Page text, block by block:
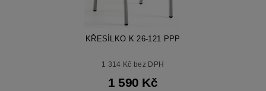
KŘESÍLKO K 26-121 PPP
1 314 Kč bez DPH
1 590 Kč